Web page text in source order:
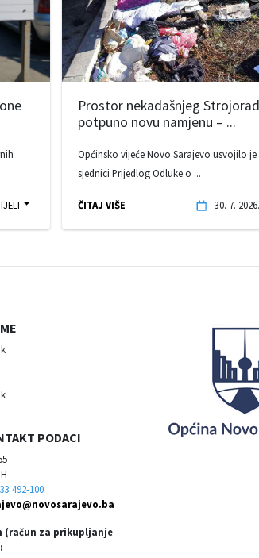
Prostor nekadašnjeg
potpuno novu namjenu – ...
Općinsko vijeće Novo Sarajevo usvojilo
sjednici Prijedlog Odluke o ...
ČITAJ VIŠE 30. 7. 2026.
PODACI
492-100
(račun za prikupljanje